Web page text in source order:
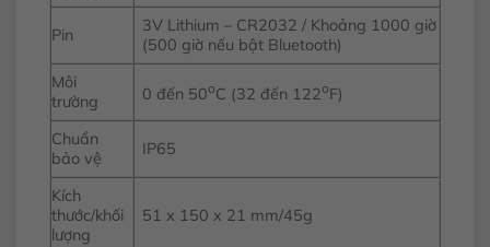
Pin
3V Lithium – CR2032 / Khoảng 1000 giờ
(500 giờ nếu bật Bluetooth)
Môi
trường
0 đến 50oC (32 đến 122oF)
Chuẩn
bảo vệ
IP65
Kích
thước/khối
lượng
51 x 150 x 21 mm/45g